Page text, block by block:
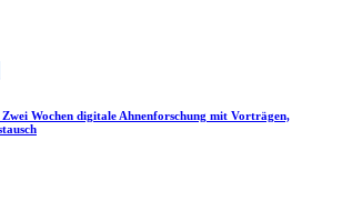
Wochen digitale Ahnenforschung mit Vorträgen,